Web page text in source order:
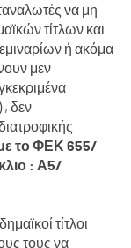
να μη
τίτλων και
ή ακόμα
μεν
, δεν
το ΦΕΚ 655/
: Α5/
τίτλοι
τους να